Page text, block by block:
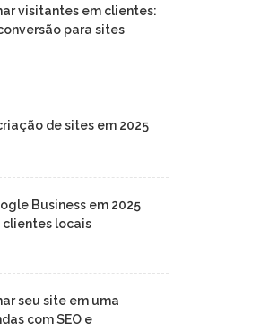
visitantes em clientes:
para sites
de sites em 2025
Business em 2025
clientes locais
seu site em uma
com SEO e